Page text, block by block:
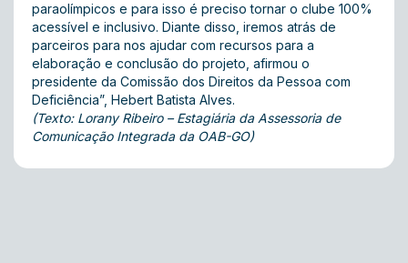
paraolímpicos e para isso é preciso tornar o clube 100%
acessível e inclusivo. Diante disso, iremos atrás de
parceiros para nos ajudar com recursos para a
elaboração e conclusão do projeto, afirmou o
presidente da Comissão dos Direitos da Pessoa com
Deficiência”, Hebert Batista Alves.
(Texto: Lorany Ribeiro – Estagiária da Assessoria de
Comunicação Integrada da OAB-GO)